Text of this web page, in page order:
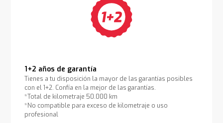
1+2 años de garantía
Tienes a tu disposición la mayor de las garantías posibles
con el 1+2. Confía en la mejor de las garantías.
*Total de kilometraje 50.000 km
*No compatible para exceso de kilometraje o uso
profesional